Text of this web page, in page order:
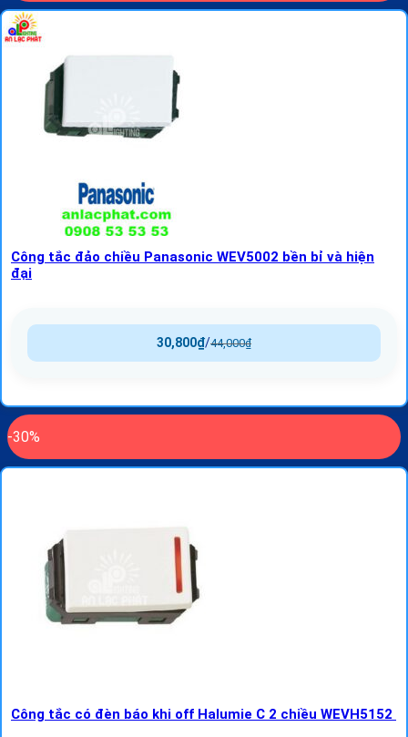
Công tắc đảo chiều Panasonic WEV5002 bền bỉ và hiện
đại
44,000₫
/
30,800₫
-30%
Công tắc có đèn báo khi off Halumie C 2 chiều WEVH5152